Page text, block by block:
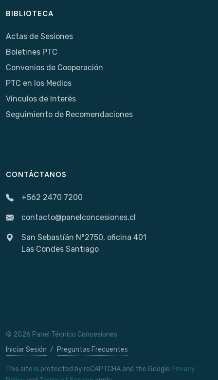
BIBLIOTECA
Actas de Sesiones
Boletines PTC
Convenios de Cooperación
PTC en los Medios
Vínculos de Interés
Seguimiento de Recomendaciones
CONTÁCTANOS
+562 2470 7200
contacto@panelconcesiones.cl
San Sebastíán N°2750, oficina 401
Las Condes Santiago
© 2026 Panel Técnico Concesiones
Iniciar Sesión / Preguntas Frecuentes
This site is protected by reCAPTCHA and the Google Privacy